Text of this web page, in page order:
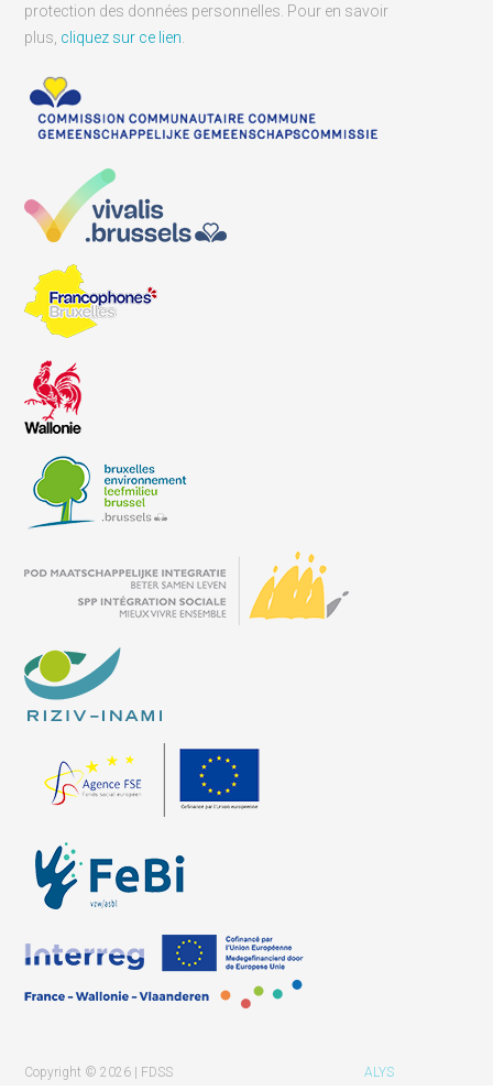
protection des données personnelles. Pour en savoir
plus, cliquez sur ce lien
Copyright © 2026 | FDSS ALYS